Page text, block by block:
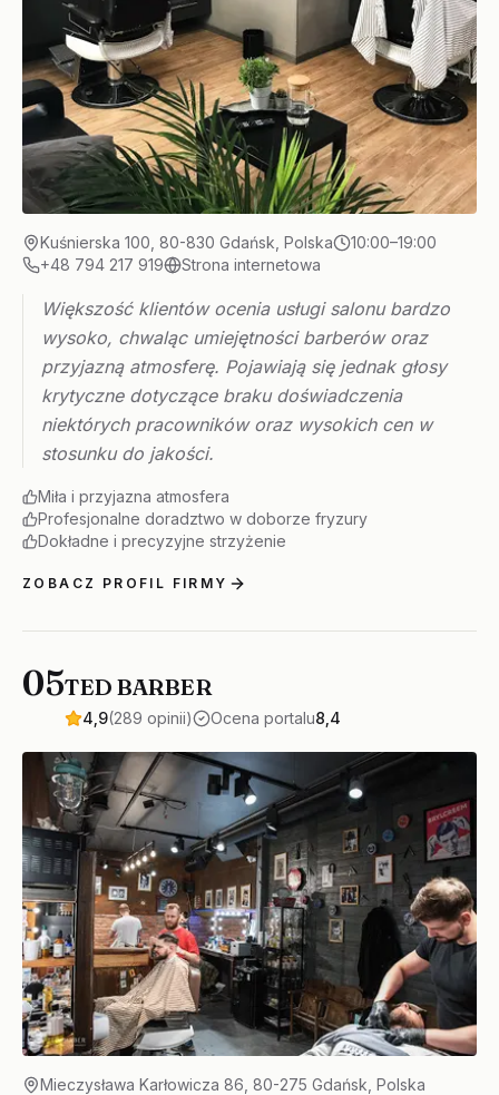
Kuśnierska 100, 80-830 Gdańsk, Polska
10:00–19:00
+48 794 217 919
Strona internetowa
Większość klientów ocenia usługi salonu bardzo
wysoko, chwaląc umiejętności barberów oraz
przyjazną atmosferę. Pojawiają się jednak głosy
krytyczne dotyczące braku doświadczenia
niektórych pracowników oraz wysokich cen w
stosunku do jakości.
Miła i przyjazna atmosfera
Profesjonalne doradztwo w doborze fryzury
Dokładne i precyzyjne strzyżenie
ZOBACZ PROFIL FIRMY
05TED BARBER
4,9(289 opinii) Ocena portalu8,4
Mieczysława Karłowicza 86, 80-275 Gdańsk, Polska